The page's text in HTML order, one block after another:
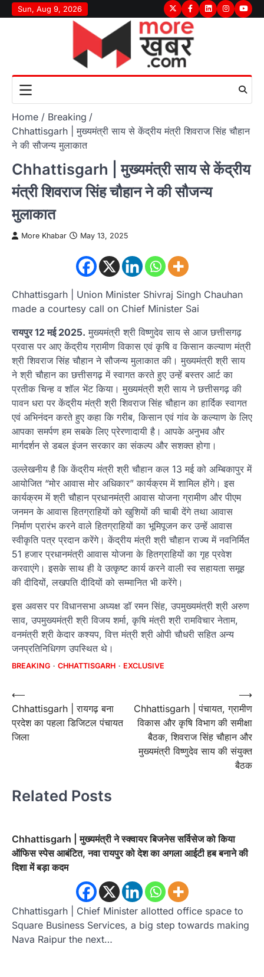
Skip
to
Sun, Aug 9, 2026 TwitterFacebook
LinkedInInstagram
Home
Breaking
Chhattisgarh | मुख्यमंत्री साय से केंद्रीय मंत्री शिवराज सिंह चौहान
ने की सौजन्य मुलाकात
Chhattisgarh | मुख्यमंत्री साय से केंद्रीय
मंत्री शिवराज सिंह चौहान ने की सौजन्य
मुलाकात
More Khabar May 13, 2025
Chhattisgarh | Union Minister Shivraj Singh Chauhan
made a courtesy call on Chief Minister Sai
रायपुर 12 मई 2025. मुख्यमंत्री श्री विष्णुदेव साय से आज छत्तीसगढ़
प्रवास पर आए केंद्रीय ग्रामीण विकास एवं कृषि व किसान कल्याण मंत्री
श्री शिवराज सिंह चौहान ने सौजन्य मुलाकात की। मुख्यमंत्री श्री साय
ने श्री चौहान का छत्तीसगढ़ में स्वागत करते हुए उन्हें बस्तर आर्ट का
प्रतीक चिन्ह व शॉल भेंट किया। मुख्यमंत्री श्री साय ने छत्तीसगढ़ की
पावन धरा पर केंद्रीय मंत्री श्री शिवराज सिंह चौहान का हार्दिक स्वागत
एवं अभिनंदन करते हुए कहा कि गरीब, किसान एवं गांव के कल्याण के लिए
आपका समर्पण हम सबके लिए प्रेरणादायी है। आपके अनुभव और
मार्गदर्शन से डबल इंजन सरकार का संकल्प और सशक्त होगा।
उल्लेखनीय है कि केंद्रीय मंत्री श्री चौहान कल 13 मई को अम्बिकापुर में
आयोजित “मोर आवास मोर अधिकार” कार्यक्रम में शामिल होंगे। इस
कार्यक्रम में श्री चौहान प्रधानमंत्री आवास योजना ग्रामीण और पीएम
जनमन के आवास हितग्राहियों को खुशियों की चाबी देंगे तथा आवास
निर्माण प्रारंभ करने वाले हितग्राहियों का भूमिपूजन कर उन्हें आवास
स्वीकृति पत्र प्रदान करेंगे। केंद्रीय मंत्री श्री चौहान राज्य में नवनिर्मित
51 हजार प्रधानमंत्री आवास योजना के हितग्राहियों का गृह प्रवेश
करवाएंगे। इसके साथ ही वे उत्कृष्ट कार्य करने वाली स्व सहायता समूह
की दीदियों, लखपति दीदियों को सम्मानित भी करेंगे।
इस अवसर पर विधानसभा अध्यक्ष डॉ रमन सिंह, उपमुख्यमंत्री श्री अरुण
साव, उपमुख्यमंत्री श्री विजय शर्मा, कृषि मंत्री श्री रामविचार नेताम,
वनमंत्री श्री केदार कश्यप, वित्त मंत्री श्री ओपी चौधरी सहित अन्य
जनप्रतिनिधिगण उपस्थित थे।
BREAKING CHHATTISGARH EXCLUSIVE
Post
navigation
⟵
Chhattisgarh | रायगढ़ बना
प्रदेश का पहला डिजिटल पंचायत
जिला
Chhattisgarh | पंचायत, ग्रामीण
विकास और कृषि विभाग की समीक्षा
बैठक, शिवराज सिंह चौहान और
मुख्यमंत्री विष्णुदेव साय की संयुक्त
बैठक
⟶
Related Posts
Chhattisgarh | मुख्यमंत्री ने स्क्वायर बिजनेस सर्विसेज को किया
ऑफिस स्पेस आबंटित, नवा रायपुर को देश का अगला आईटी हब बनाने की
दिशा में बड़ा कदम
Chhattisgarh | Chief Minister allotted office space to
Square Business Services, a big step towards making
Nava Raipur the next…